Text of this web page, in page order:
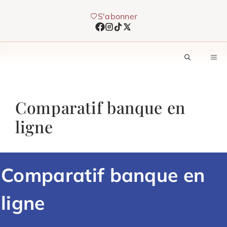
S'abonner
Comparatif banque en
ligne
Comparatif banque en
ligne